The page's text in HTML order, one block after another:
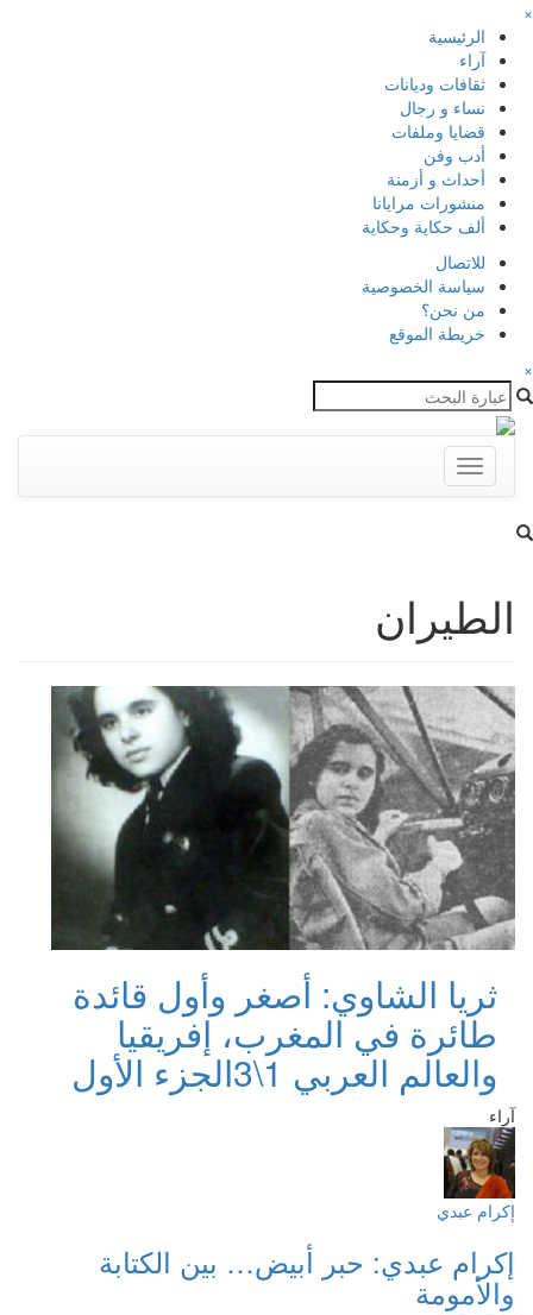
×
الرئيسية
آراء
ثقافات وديانات
نساء و رجال
قضايا وملفات
أدب وفن
أحداث و أزمنة
منشورات مرايانا
ألف حكاية وحكاية
للاتصال
سياسة الخصوصية
من نحن؟
خريطة الموقع
×
Toggle
navigation
الطيران
ثريا الشاوي: أصغر وأول قائدة
طائرة في المغرب، إفريقيا
والعالم العربي 1\3 الجزء الأول
آراء
إكرام عبدي
إكرام عبدي: حبر أبيض… بين الكتابة
والأمومة